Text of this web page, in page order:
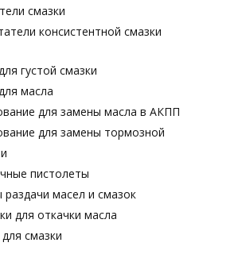
смазки
консистентной смазки
густой смазки
масла
для замены масла в АКПП
для замены тормозной
пистолеты
масел и смазок
для откачки масла
смазки